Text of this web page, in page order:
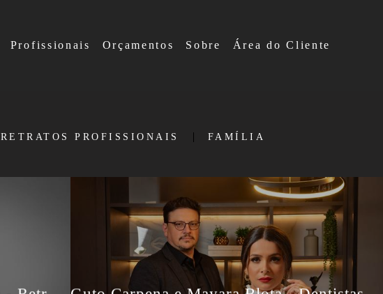
Profissionais Orçamentos Sobre Área do Cliente
RETRATOS PROFISSIONAIS FAMÍLIA